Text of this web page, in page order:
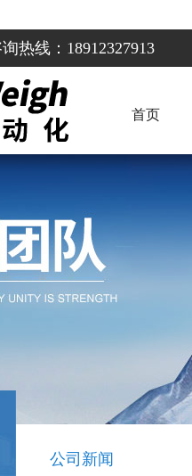
热线：18912327913
首页
公司新闻